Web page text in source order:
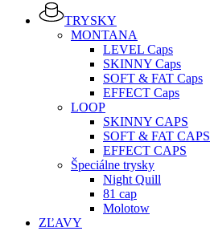
TRYSKY
MONTANA
LEVEL Caps
SKINNY Caps
SOFT & FAT Caps
EFFECT Caps
LOOP
SKINNY CAPS
SOFT & FAT CAPS
EFFECT CAPS
Špeciálne trysky
Night Quill
81 cap
Molotow
ZĽAVY